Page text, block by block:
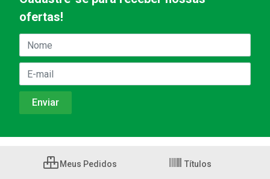
ofertas!
Meus Pedidos Títulos